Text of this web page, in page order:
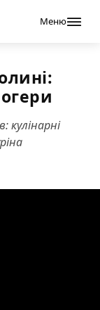
Меню
кулінарні